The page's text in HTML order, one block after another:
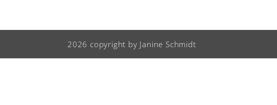
werden.
2026 copyright by Janine Schmidt